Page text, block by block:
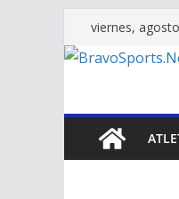
Saltar
al
contenido
viernes,